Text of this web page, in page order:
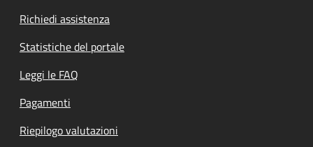
Richiedi assistenza
Statistiche del portale
Leggi le FAQ
Pagamenti
Riepilogo valutazioni